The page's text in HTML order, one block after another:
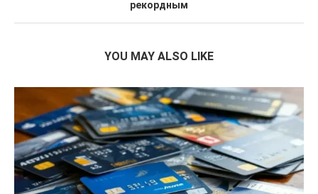
рекордным
YOU MAY ALSO LIKE